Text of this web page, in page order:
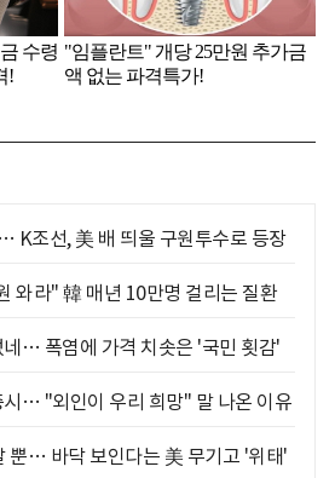
K조선, 美 배 띄울 구원투수로 등장
와라" 韓 매년 10만명 걸리는 질환
네… 폭염에 가격 치솟은 '국민 횟감'
시… "외인이 우리 희망" 말 나온 이유
뿐… 바닥 보인다는 美 무기고 '위태'